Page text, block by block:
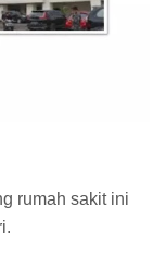
rumah sakit ini